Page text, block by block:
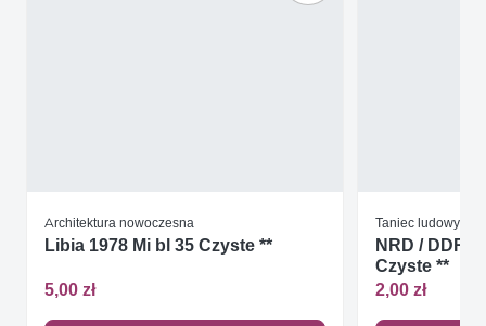
Architektura nowoczesna
Libia 1978 Mi bl 35 Czyste **
5,00 zł
Taniec ludowy
NRD / DDR
Czyste **
2,00 zł